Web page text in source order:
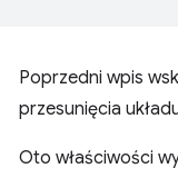
Poprzedni wpis
przesunięcia
Oto właściwości